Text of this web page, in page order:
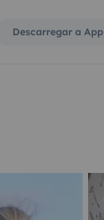
Descarregar a App